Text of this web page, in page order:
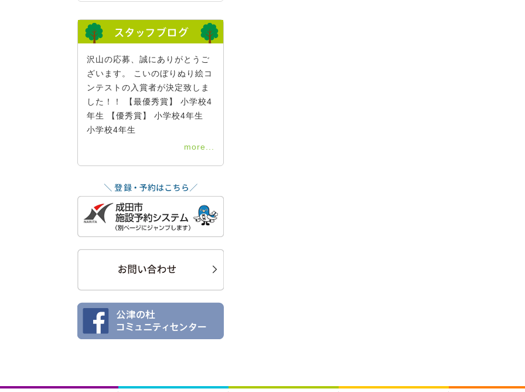
沢山の応募、誠にありがとうご
ざいます。 こいのぼりぬり絵コ
ンテストの入賞者が決定致しま
した！！ 【最優秀賞】 小学校4
年生 【優秀賞】 小学校4年生
小学校4年生
more...